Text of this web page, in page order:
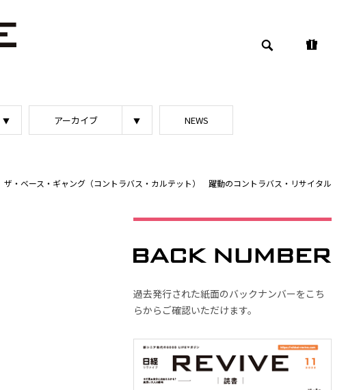
アーカイブ NEWS
ザ・ベース・ギャング（コントラバス・カルテット） 躍動のコントラバス・リサイタル
過去発行された紙面のバックナンバーをこち
らからご確認いただけます。